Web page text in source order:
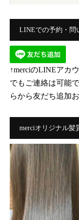
LINEでの予約・問
↑merciのLINEアカ
でもご連絡は可能
らから友だち追加
merciオリジナル髪